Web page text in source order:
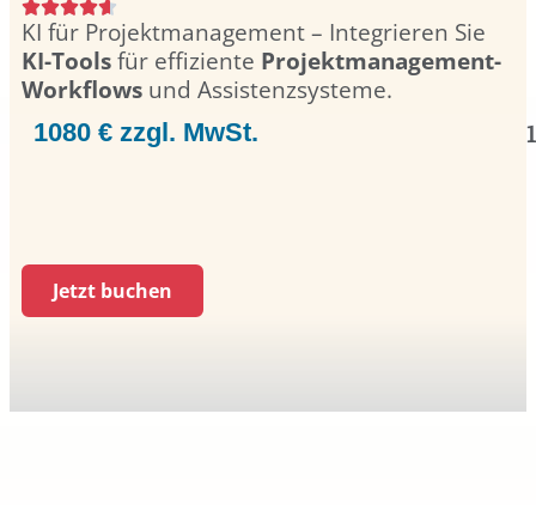
KI für Projektmanagement – Integrieren Sie
KI-Toolsfür effiziente Projektmanagement-
Workflows und Assistenzsysteme.
1080 € zzgl. MwSt.
Jetzt buchen